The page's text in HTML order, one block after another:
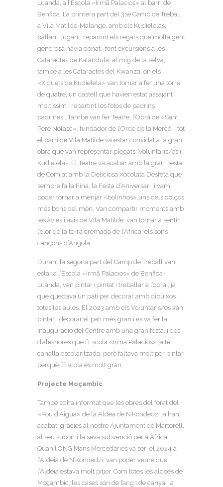
Luanda, a l’Escola «Irmã Palacios» al barri de
Benfica. La primera part del 31è Camp de Treball
a Vila Matilde-Malange, amb els Kudielelas,
ballant, jugant, repartint els regals que molta gent
generosa havia donat, fent excursions a les
Cataractes de Kalandula, al mig de la selva; i
també a les Cataractes del Kwanza, on els
«Xiquets de Kudielela» van tornar a fer una torre
de quatre, un castell que havien estat assajant
moltíssim i repartint les fotos de padrins i
padrines.. També van fer Teatre, l’Obra de «Sant
Pere Nolasc», fundador de l’Orde de la Mercè, i tot
el barri de Vila Matilde va estar convidat a la gran
obra que van representar plegats: Voluntaris/es i
Kudielelas. El Teatre va acabar amb la gran Festa
de Comiat amb la Deliciosa Xocolata Desfeta que
sempre fa la Fina, la Festa d’Aniversari i vam
poder tornar a menjar «bolinhos»,uns dels dolços
més bons del món. Van compartir moments amb
les àvies i avis de Vila Matilde, van tornar a sentir
l’olor de la terra cremada de l’Àfrica, els sons i
cançons d’Angola.
Durant la segona part del Camp de Treball van
estar a l’Escola «Irmã Palacios» de Benfica-
Luanda, van pintar i pintat i treballar a l’obra , ja
que quedava un pati per decorar amb dibuixos i
totes les aules. El 2023 amb els Voluntaris/es van
pintar i decorar el pati més gran i es va fer la
inauguració del Centre amb una gran festa, i des
d’aleshores que l’Escola «Irma Palacios» ja té
canalla escolaritzada, però faltava molt per pintar,
perquè l’Escola és molt gran.
Projecte Moçambic
També s0ha informat que les obres del forat del
«Pou d’Aigua» de la Aldea de N’Kondedzi ja han
acabat, gràcies al nostre Ajuntament de Martorell,
al seu suport i la seva subvenció per a Àfrica.
Quan l’ONG Mans Mercedàries va ser el 2024 a
l’Aldeia de N’Kondedzi, van poder veure que
l’Aldeia estava molt pitjor. Com totes les aldees de
Moçambic, les cases són de fang i de canya, la